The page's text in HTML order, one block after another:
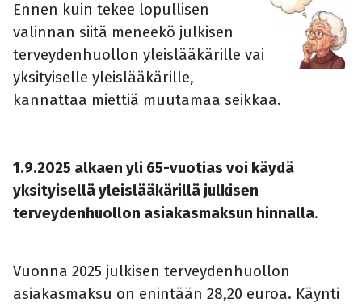
Ennen kuin tekee lopullisen
valinnan siitä meneekö julkisen
terveydenhuollon yleislääkärille vai
yksityiselle yleislääkärille,
kannattaa miettiä muutamaa seikkaa.
1.9.2025 alkaen yli 65-vuotias voi käydä
yksityisellä yleislääkärillä julkisen
terveydenhuollon asiakasmaksun hinnalla.
Vuonna 2025 julkisen terveydenhuollon
asiakasmaksu on enintään 28,20 euroa. Käynti